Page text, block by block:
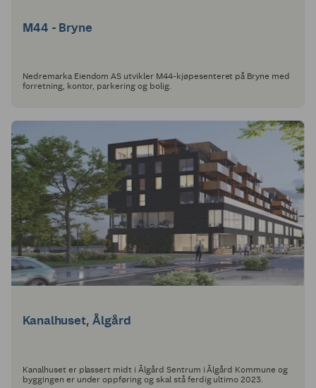
M44 - Bryne
Nedremarka Eiendom AS utvikler M44-kjøpesenteret på Bryne med
forretning, kontor, parkering og bolig.
Kanalhuset, Ålgård
Kanalhuset er plassert midt i Ålgård Sentrum i Ålgård Kommune og
byggingen er under oppføring og skal stå ferdig ultimo 2023.